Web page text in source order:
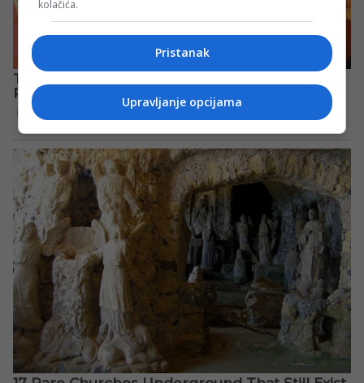
kolačića.
Pristanak
Upravljanje opcijama